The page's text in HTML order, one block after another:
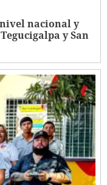
nivel nacional y
y San